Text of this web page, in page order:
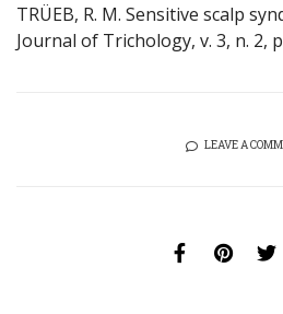
TRÜEB, R. M. Sensitive scalp
Journal of Trichology, v. 3, n. 2,
LEAVE A